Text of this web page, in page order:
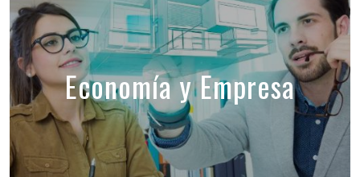
Economía y Empresa